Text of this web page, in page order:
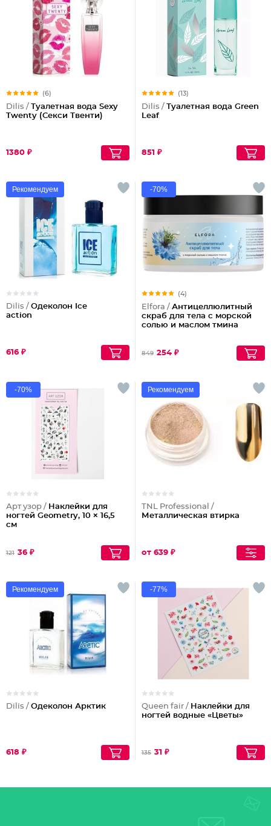
(6)
Dilis / Туалетная вода Sexy
Twenty (Секси Твенти)
1380 ₽
(13)
Dilis / Туалетная вода Green
Leaf
851 ₽
Рекомендуем
Dilis / Одеколон Ice
action
616 ₽
-70%
(4)
Elfora / Антицеллюлитный
скраб для тела с морской
солью и маслом тмина
849 254 ₽
-70%
Арт узор / Наклейки для
ногтей Geometry, 10 × 16,5
см
121 36 ₽
Рекомендуем
TNL Professional /
Металлическая втирка
от 639 ₽
Рекомендуем
Dilis / Одеколон Арктик
618 ₽
-77%
Queen fair / Наклейки для
ногтей водные «Цветы»
135 31 ₽